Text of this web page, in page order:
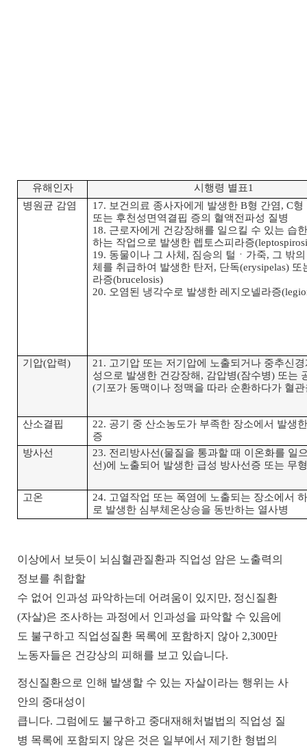
유해인자 시행령 별표1
병원균 감염 17. 보건의료 종사자에게 발생한 B형 간염, C형
또는 후천성면역결핍 증의 혈액전파성 질병
18. 근로자에게 건강장해를 일으킬 수 있는 습한
하는 작업으로 발생한 렙토스피라증
19. 동물이나 그 사체 , 짐승의 털 ㆍ 가죽, 그 밖의
체를 취급하여 발생한 탄저 , 단독(erysipelas) 또
라증(brucelosis)
20. 오염된 냉각수로 발생한 레지오넬라증
기압(압력) 21. 고기압 또는 저기압에 노출되거나 중추신경
성으로 발생한 건강장해 , 감압병(잠수병) 또는
(기포가 동맥이나 정맥을 따라 순환하다가 혈관
산소결핍 22. 공기 중 산소농도가 부족한 장소에서 발생한
증
방사선
23. 전리방사선(물질을 통과할 때 이온화를 일
선)에 노출되어 발생한 급성 방사선증 또는 무
고온 24. 고열작업 또는 폭염에 노출되는 장소에서
로 발생한 심부체온상승을 동반하는 열사병
이상에서 보듯이 뇌심혈관질환과 직업성 암은 노출력의
정보를 취합할
수 없어 인과성 파악하는데 어려움이 있지만, 정신질환
(자살)은 조사하는 과정에서 인과성을 파악할 수 있음에
도 불구하고 직업성질환 목록에 포함하지 않아 2,300만
노동자들은 건강상의 피해를 보고 있습니다.
정신질환으로 인해 발생할 수 있는 자살이라는 행위는 사
안의 중대성이
큽니다. 그럼에도 불구하고 중대재해처벌법의 직업성 질
병 목록에 포함되지 않은 것은 일부에서 제기한 형법의